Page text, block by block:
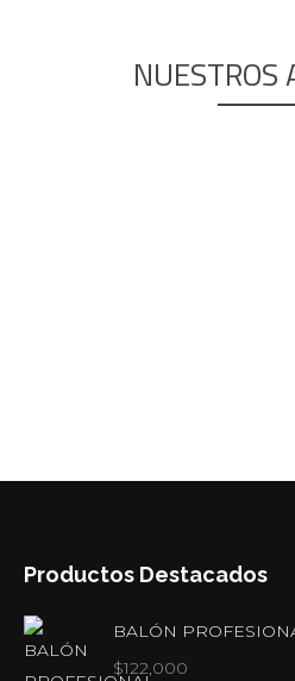
NUESTROS
Productos Destacados
BALÓN
$122,000